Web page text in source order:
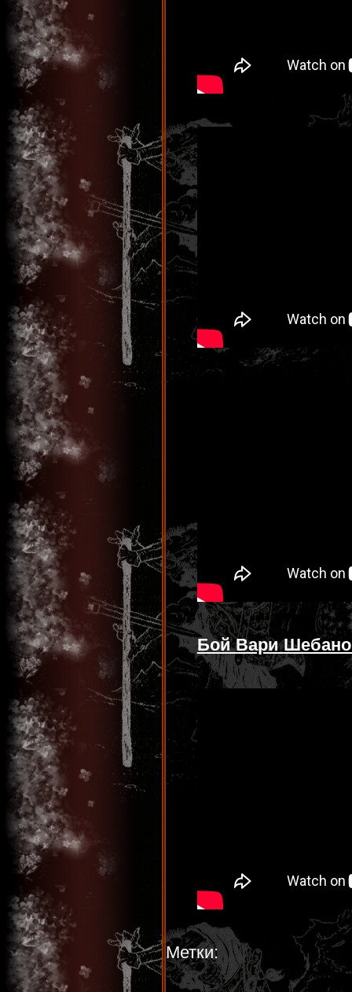
Бой Вари
Метки: